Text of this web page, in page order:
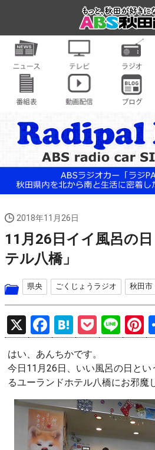
2018年11月26日
11月26日イイ風呂の
テル八橋」
県央 ごくじょうラジオ 秋田市
X
F
a
ce
b
o
o
k
H
at
e
n
a
P
o
ck
et
Li
n
e
t
はい、あんちかです。
今日11月26日、いい風呂の日と
るユーランドホテル八橋にお邪魔